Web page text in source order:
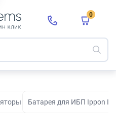
0
для ИБП
Батарея для ИБП Ippon